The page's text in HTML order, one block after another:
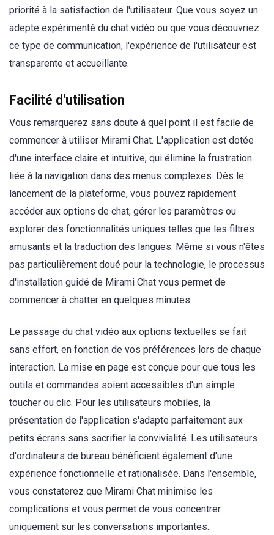
priorité à la satisfaction de l'utilisateur. Que vous soyez un
adepte expérimenté du chat vidéo ou que vous découvriez
ce type de communication, l'expérience de l'utilisateur est
transparente et accueillante.
Facilité d'utilisation
Vous remarquerez sans doute à quel point il est facile de
commencer à utiliser Mirami Chat. L'application est dotée
d'une interface claire et intuitive, qui élimine la frustration
liée à la navigation dans des menus complexes. Dès le
lancement de la plateforme, vous pouvez rapidement
accéder aux options de chat, gérer les paramètres ou
explorer des fonctionnalités uniques telles que les filtres
amusants et la traduction des langues. Même si vous n'êtes
pas particulièrement doué pour la technologie, le processus
d'installation guidé de Mirami Chat vous permet de
commencer à chatter en quelques minutes.
Le passage du chat vidéo aux options textuelles se fait
sans effort, en fonction de vos préférences lors de chaque
interaction. La mise en page est conçue pour que tous les
outils et commandes soient accessibles d'un simple
toucher ou clic. Pour les utilisateurs mobiles, la
présentation de l'application s'adapte parfaitement aux
petits écrans sans sacrifier la convivialité. Les utilisateurs
d'ordinateurs de bureau bénéficient également d'une
expérience fonctionnelle et rationalisée. Dans l'ensemble,
vous constaterez que Mirami Chat minimise les
complications et vous permet de vous concentrer
uniquement sur les conversations importantes.